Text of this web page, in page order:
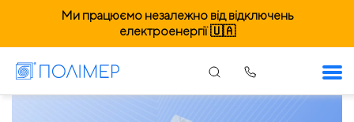
Ми працюємо незалежно від відключень
електроенергії 🇺🇦